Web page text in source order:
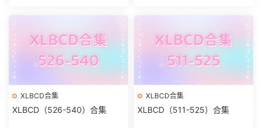
XLBCD合集
XLBCD（526-540）合集
XLBCD合集
XLBCD（511-525）合集